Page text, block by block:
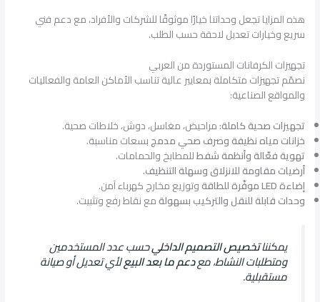
هذه المزايا تجعل وحداتنا خيارًا موثوقًا للشركات والأفراد، مع دعم فني
سريع وخيارات تعديل لاحقة حسب الطلب.
تجهيزات الكرفانات المستوردة من العربي
نصمّم تجهيزات متكاملة بمعايير عالية تناسب الأماكن العامة والفعاليات
والمواقع الصناعية:
تجهيزات صحية كاملة:مراحيض، مغاسل، دوش، خلاطات صحية.
خزانات مياه نظيفة وصرف صحي مدمجبسعات مناسبة.
تهوية فعّالة وأنظمة شفطللمطابخ والحمامات.
أرضيات مقاومة للانزلاق وسهلة التنظيف.
إضاءة LED موفّرة للطاقة
وتوزيع مخارج كهرباء آمن.
وحدات قابلة للنقل والتركيب بسهولةمع نقاط رفع وتثبيت.
يمكنناتخصيص التصميم الداخليحسب عدد المستخدمين
ومتطلبات النشاط، معدعم ما بعد البيعلأي تعديل أو صيانة
مستقبلية.